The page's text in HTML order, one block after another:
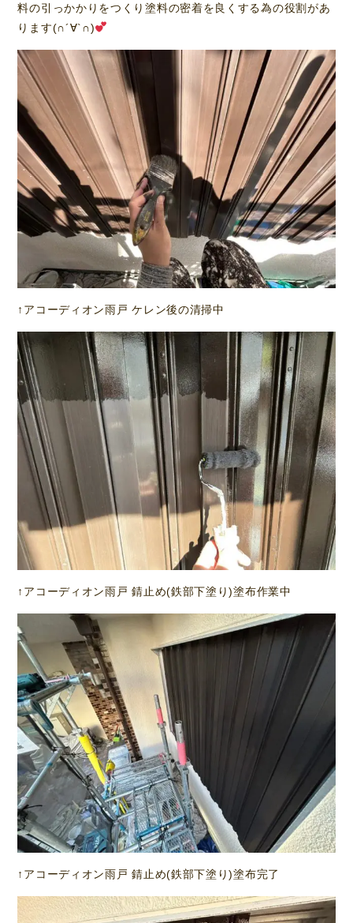
料の引っかかりをつくり塗料の密着を良くする為の役割があ
ります(∩´∀`∩)
↑アコーディオン雨戸 ケレン後の清掃中
↑アコーディオン雨戸 錆止め(鉄部下塗り)塗布作業中
↑アコーディオン雨戸 錆止め(鉄部下塗り)塗布完了